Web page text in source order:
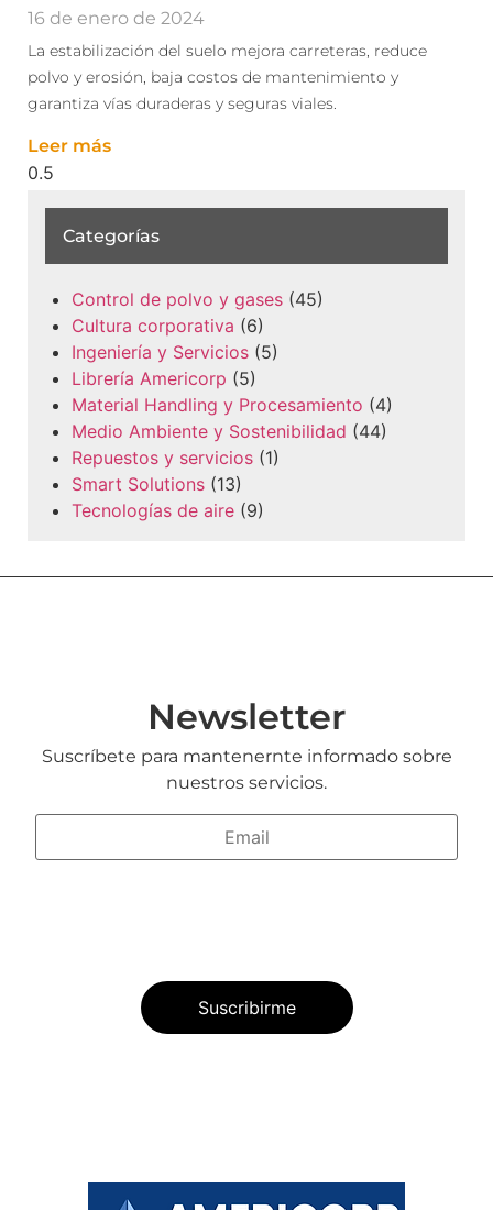
16 de enero de 2024
La estabilización del suelo mejora carreteras, reduce
polvo y erosión, baja costos de mantenimiento y
garantiza vías duraderas y seguras viales.
Leer más
Categorías
Control de polvo y gases (45)
Cultura corporativa (6)
Ingeniería y Servicios (5)
Librería Americorp (5)
Material Handling y Procesamiento (4)
Medio Ambiente y Sostenibilidad (44)
Repuestos y servicios (1)
Smart Solutions (13)
Tecnologías de aire (9)
Newsletter
Suscríbete para mantenernte informado sobre
nuestros servicios.